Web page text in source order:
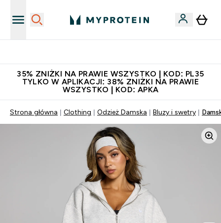
35% ZNIŻKI NA PRAWIE WSZYSTKO | KOD: PL35
TYLKO W APLIKACJI: 38% ZNIŻKI NA PRAWIE
WSZYSTKO | KOD: APKA
Strona główna Clothing Odzież Damska Bluzy i swetry